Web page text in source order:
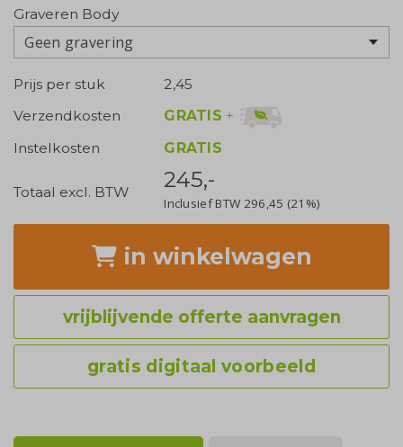
Graveren Body
Geen gravering
Prijs per stuk
2,45
Verzendkosten
GRATIS +
Instelkosten
GRATIS
Totaal excl. BTW 245,-
Inclusief BTW 296,45 (21%)
in winkelwagen
vrijblijvende offerte aanvragen
gratis digitaal voorbeeld